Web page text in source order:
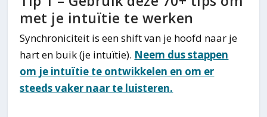
met je intuïtie te werken
Synchroniciteit is een shift van je hoofd naar je
hart en buik (je intuïtie). Neem dus stappen
om je intuïtie te ontwikkelen en om er
steeds vaker naar te luisteren.